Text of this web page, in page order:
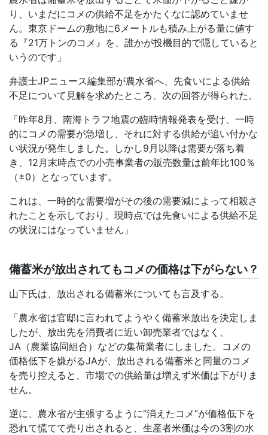
り、いまだにコメの供給不足をかたくなに認めていませ
ん。東京ドームの敷地に6メートルも積み上がる量に値す
る『21万トンのコメ』を、誰かが投機目的で隠していると
いうのです」
弁護士JPニュース編集部が農水省へ、先食いによる供給
不足について見解を求めたところ、次の回答が得られた。
「昨年8月、南海トラフ地震の臨時情報発表を受け、一時
的にコメの需要が急増し、それに対する供給が追い付かな
い状況が発生しました。しかし9月以降は需要が落ち着
き、 12月末時点での小売事業者の販売数量は前年比100 ％
（±0）となっています。
これは、一時的な需要増がその後の需要減によって相殺さ
れたことを示しており、現時点では先食いによる供給不足
の状況にはなっていません」
備蓄米が放出されてもコメの価格は下がらない？
山下氏は、放出される備蓄米についても言及する。
「農水省は官邸に言われてようやく備蓄米放出を決定しま
したが、放出先を消費者に近い卸売業者ではなく、
JA （農業協同組合）などの集荷業者にしました。コメの
価格低下を嫌がるJAが、放出される備蓄米と同量のコメ
を売り控えると、市場での供給量は増えず米価は下がりま
せん。
逆に、農水省が主張するように“消えたコメ”が価格低下を
恐れて慌てて売り出されると、生産者米価は今の3割の水